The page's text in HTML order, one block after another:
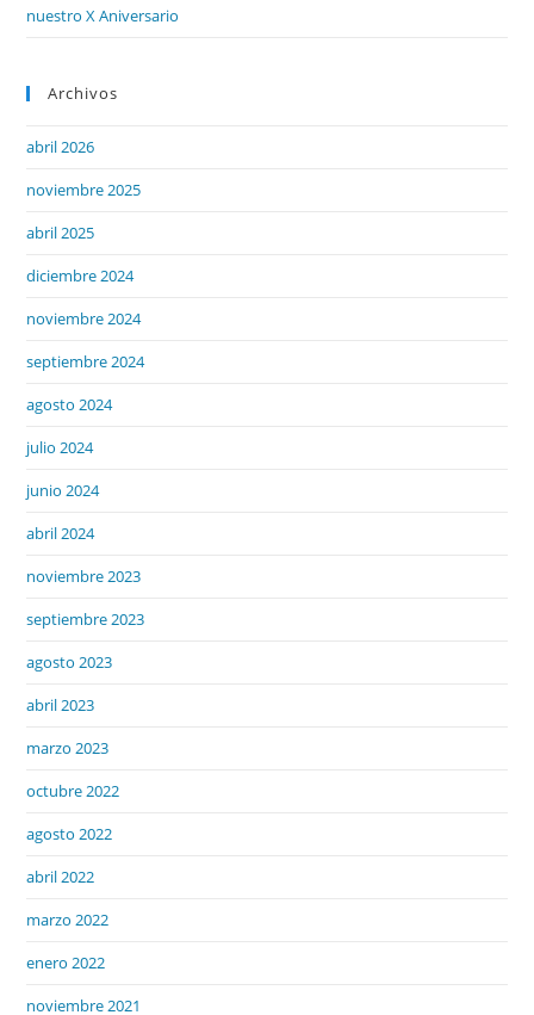
nuestro X Aniversario
Archivos
abril 2026
noviembre 2025
abril 2025
diciembre 2024
noviembre 2024
septiembre 2024
agosto 2024
julio 2024
junio 2024
abril 2024
noviembre 2023
septiembre 2023
agosto 2023
abril 2023
marzo 2023
octubre 2022
agosto 2022
abril 2022
marzo 2022
enero 2022
noviembre 2021